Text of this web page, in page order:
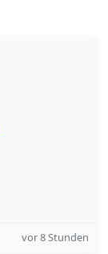
vor 8 Stunden